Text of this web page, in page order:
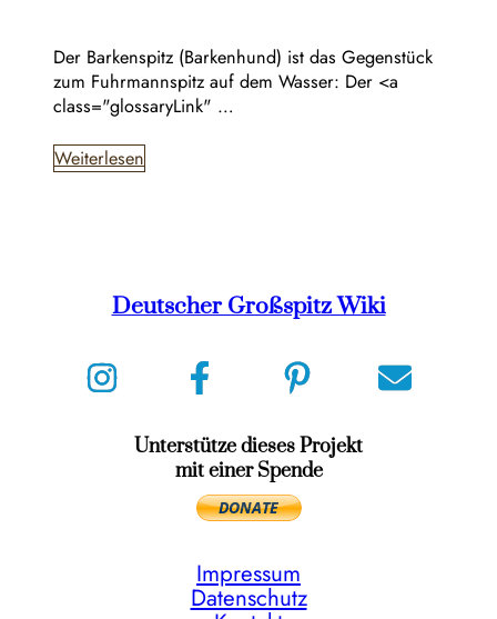
Der Barkenspitz (Barkenhund) ist das Gegenstück
zum Fuhrmannspitz auf dem Wasser: Der <a
class="glossaryLink" …
Weiterlesen
Deutscher Großspitz Wiki
Unterstütze dieses Projekt
mit einer Spende
Impressum
Datenschutz